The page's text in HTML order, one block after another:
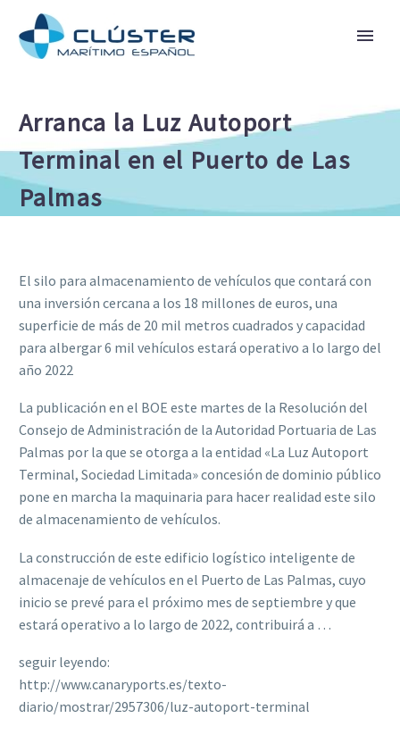
Arranca la Luz Autoport
Terminal en el Puerto de Las
Palmas
El silo para almacenamiento de vehículos que contará con
una inversión cercana a los 18 millones de euros, una
superficie de más de 20 mil metros cuadrados y capacidad
para albergar 6 mil vehículos estará operativo a lo largo del
año 2022
La publicación en el BOE este martes de la Resolución del
Consejo de Administración de la Autoridad Portuaria de Las
Palmas por la que se otorga a la entidad «La Luz Autoport
Terminal, Sociedad Limitada» concesión de dominio público
pone en marcha la maquinaria para hacer realidad este silo
de almacenamiento de vehículos.
La construcción de este edificio logístico inteligente de
almacenaje de vehículos en el Puerto de Las Palmas, cuyo
inicio se prevé para el próximo mes de septiembre y que
estará operativo a lo largo de 2022, contribuirá a …
seguir leyendo:
http://www.canaryports.es/texto-
diario/mostrar/2957306/luz-autoport-terminal